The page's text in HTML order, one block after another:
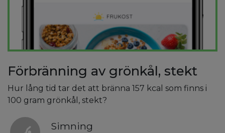
Förbränning av grönkål, stekt
Hur lång tid tar det att bränna 157 kcal som finns i
100 gram grönkål, stekt?
Simning